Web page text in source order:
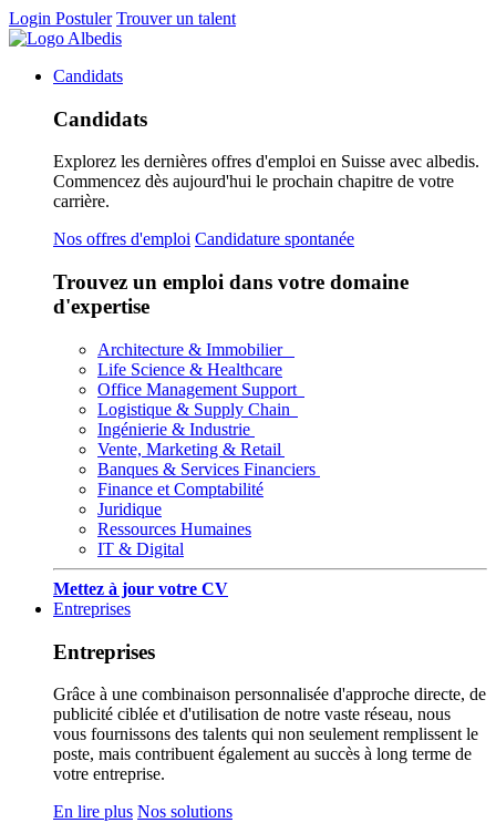
Login Postuler Trouver un talent
Candidats
Candidats
Explorez les dernières offres d'emploi en Suisse avec albedis.
Commencez dès aujourd'hui le prochain chapitre de votre
carrière.
Nos offres d'emploi Candidature spontanée
Trouvez un emploi dans votre domaine
d'expertise
Architecture & Immobilier
Life Science & Healthcare
Office Management Support
Logistique & Supply Chain
Ingénierie & Industrie
Vente, Marketing & Retail
Banques & Services Financiers
Finance et Comptabilité
Juridique
Ressources Humaines
IT & Digital
Mettez à jour votre CV
Entreprises
Entreprises
Grâce à une combinaison personnalisée d'approche directe, de
publicité ciblée et d'utilisation de notre vaste réseau, nous
vous fournissons des talents qui non seulement remplissent le
poste, mais contribuent également au succès à long terme de
votre entreprise.
En lire plus Nos solutions